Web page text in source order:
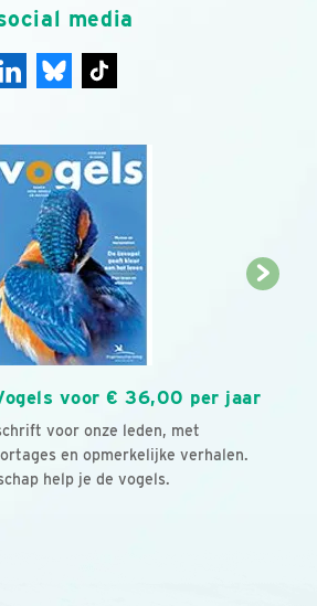
media
voor € 36,00 per jaar
voor onze leden, met
en opmerkelijke verhalen.
help je de vogels.